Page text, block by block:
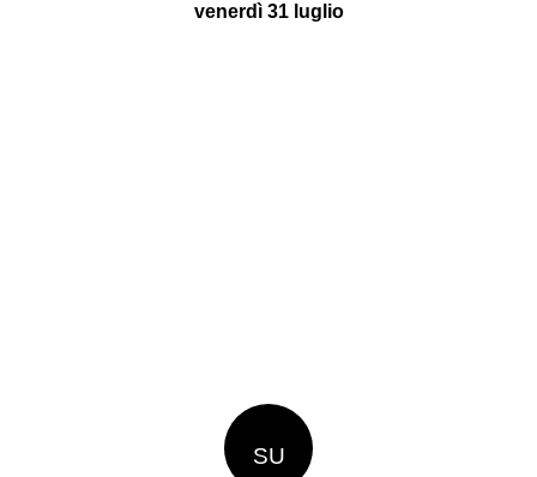
venerdì 31 luglio
SU